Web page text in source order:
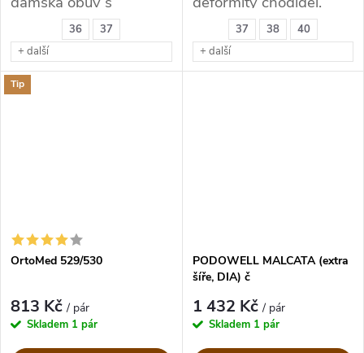
36
37
+ další
kožíškem
37 38
40
+ další
Tip
OrtoMed 529/530
813 Kč/ pár
Skladem 1 pár
PODOWELL MALCATA (extra
šíře, DIA) č
1 432 Kč/ pár
Skladem 1 pár